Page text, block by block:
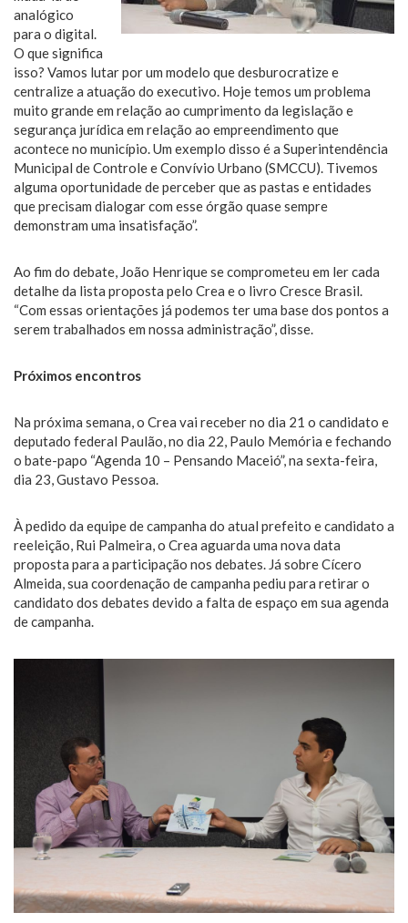
analógico
para o digital.
O que significa
isso? Vamos lutar por um modelo que desburocratize e
centralize a atuação do executivo. Hoje temos um problema
muito grande em relação ao cumprimento da legislação e
segurança jurídica em relação ao empreendimento que
acontece no município. Um exemplo disso é a Superintendência
Municipal de Controle e Convívio Urbano (SMCCU). Tivemos
alguma oportunidade de perceber que as pastas e entidades
que precisam dialogar com esse órgão quase sempre
demonstram uma insatisfação”.
Ao fim do debate, João Henrique se comprometeu em ler cada
detalhe da lista proposta pelo Crea e o livro Cresce Brasil.
“Com essas orientações já podemos ter uma base dos pontos a
serem trabalhados em nossa administração”, disse.
Próximos encontros
Na próxima semana, o Crea vai receber no dia 21 o candidato e
deputado federal Paulão, no dia 22, Paulo Memória e fechando
o bate-papo “Agenda 10 – Pensando Maceió”, na sexta-feira,
dia 23, Gustavo Pessoa.
À pedido da equipe de campanha do atual prefeito e candidato a
reeleição, Rui Palmeira, o Crea aguarda uma nova data
proposta para a participação nos debates. Já sobre Cícero
Almeida, sua coordenação de campanha pediu para retirar o
candidato dos debates devido a falta de espaço em sua agenda
de campanha.